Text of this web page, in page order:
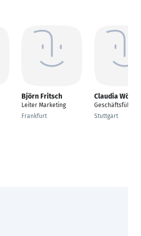
Björn Fritsch
Leiter Marketing
Frankfurt
Claudia Wörner
Geschäftsführerin
Stuttgart